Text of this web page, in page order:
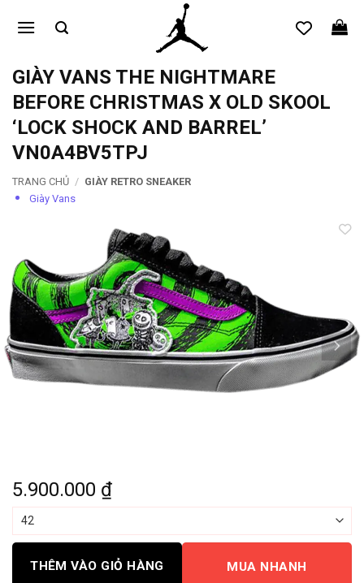
qua
dungGIÀY VANS THE NIGHTMARE
BEFORE CHRISTMAS X OLD SKOOL
‘LOCK SHOCK AND BARREL’
VN0A4BV5TPJ
TRANG CHỦ / GIÀY RETRO SNEAKER
Giày Vans
5.900.000 ₫
THÊM VÀO GIỎ HÀNG MUA NHANH